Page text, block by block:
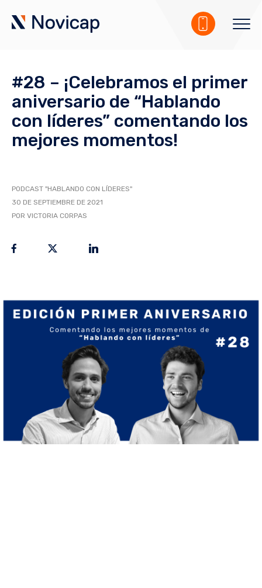
#28 – ¡Celebramos el primer
aniversario de “Hablando
con líderes” comentando los
mejores momentos!
PODCAST "HABLANDO CON LÍDERES"
30 DE SEPTIEMBRE DE 2021
POR VICTORIA CORPAS